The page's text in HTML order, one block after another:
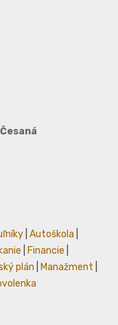
Autoškola
Financie
plán Manažment